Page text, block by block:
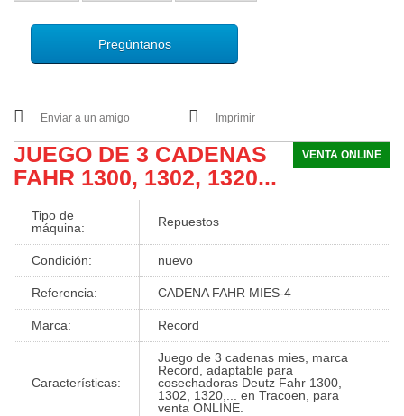
Pregúntanos
Enviar a un amigo Imprimir
VENTA ONLINE
JUEGO DE 3 CADENAS
FAHR 1300, 1302, 1320...
Tipo de
máquina:
Repuestos
Condición: nuevo
Referencia: CADENA FAHR MIES-4
Marca: Record
Características:
Juego de 3 cadenas mies, marca
Record, adaptable para
cosechadoras Deutz Fahr 1300,
1302, 1320,... en Tracoen, para
venta ONLINE.